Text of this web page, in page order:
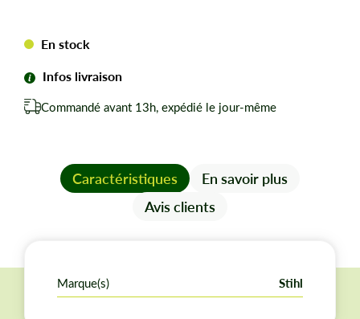
En stock
Infos livraison
Commandé avant 13h, expédié le jour-même
Caractéristiques
En savoir plus
Avis clients
Marque(s) Stihl